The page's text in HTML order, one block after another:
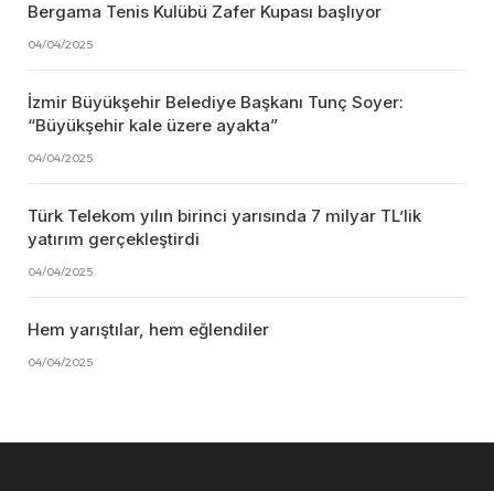
Bergama Tenis Kulübü Zafer Kupası başlıyor
04/04/2025
İzmir Büyükşehir Belediye Başkanı Tunç Soyer:
“Büyükşehir kale üzere ayakta”
04/04/2025
Türk Telekom yılın birinci yarısında 7 milyar TL’lik
yatırım gerçekleştirdi
04/04/2025
Hem yarıştılar, hem eğlendiler
04/04/2025